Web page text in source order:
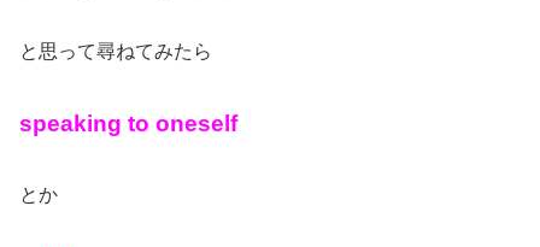
と思って尋ねてみたら
speaking to oneself
とか